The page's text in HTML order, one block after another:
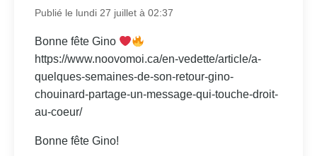
Publié le lundi 27 juillet à 02:37
Bonne fête Gino
https://www.noovomoi.ca/en-vedette/article/a-
quelques-semaines-de-son-retour-gino-
chouinard-partage-un-message-qui-touche-droit-
au-coeur/
Bonne fête Gino!